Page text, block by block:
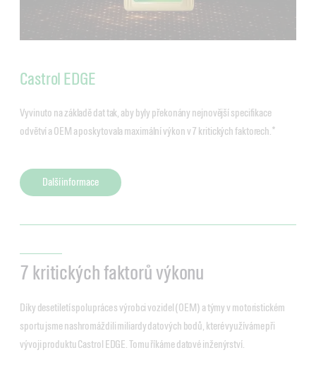
Castrol EDGE
Vyvinuto na základě dat tak, aby byly překonány nejnovější specifikace
odvětví a OEM a poskytovala maximální výkon v 7 kritických faktorech.*
Další informace
7 kritických faktorů výkonu
Díky desetiletí spolupráce s výrobci vozidel (OEM) a týmy v motoristickém
sportu jsme nashromáždili miliardy datových bodů, které využíváme při
vývoji produktu Castrol EDGE. Tomu říkáme datové inženýrství.